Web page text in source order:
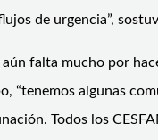
de urgencia”,
falta mucho por
“tenemos algunas
Todos los